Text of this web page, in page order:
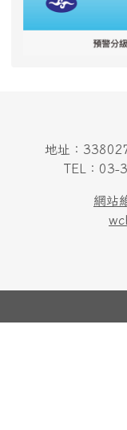
地址：
TEL：03-
網站